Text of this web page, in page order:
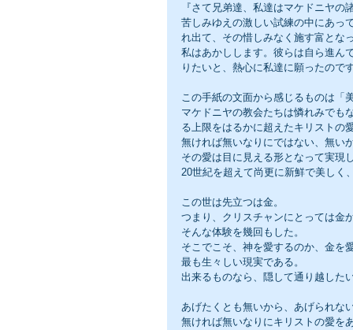
『さて兄弟達、私達はマケドニヤの
苦しみゆえの激しい試練の中にあっ
れ出て、その惜しみなく施す富とな
私はあかしします。彼らは自ら進ん
りたいと、熱心に私達に願ったので
この手紙の文面から感じるものは「
マケドニヤの教会たちは憐れみでも
る上限をはるかに超えたキリストの
無ければ無いなりにではない、無い
その愛は目に見える形となって実現
20世紀を超えて尚更に新鮮で美しく
この世は先立つは金。
つまり、クリスチャンにとっては金
そんな体験を幾回もした。
そこでこそ、神を愛するのか、金を
最も生々しい現実である。
出来るものなら、隠して通り越したい
あげたくとも無いから、あげられない
無ければ無いなりにキリストの愛を